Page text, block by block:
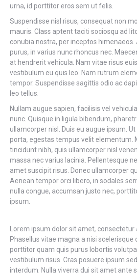
urna, id porttitor eros sem ut felis.
Suspendisse nisl risus, consequat non
mauris. Class aptent taciti sociosqu ad
conubia nostra, per inceptos
purus, in varius nunc rhoncus nec.
at hendrerit vehicula. Nam vitae risus
vestibulum eu quis leo. Nam rutrum
tempor. Suspendisse sagittis odio ac
leo tellus.
Nullam augue sapien, facilisis vel
nunc. Quisque in ligula bibendum,
ullamcorper nisl. Duis eu augue ipsum.
porta, egestas tempus velit elementum.
tincidunt nibh, quis ullamcorper nisl
massa nec varius lacinia. Pellentesque
amet suscipit risus. Donec ullamcorper
Aenean tempor orci libero, in sodales
nulla congue, accumsan justo nec,
ipsum.
Lorem ipsum dolor sit amet, consectetur
Phasellus vitae magna a nisi scelerisque
porttitor quam quis purus lobortis
vestibulum risus. Cras posuere ipsum
interdum. Nulla viverra dui sit amet ante